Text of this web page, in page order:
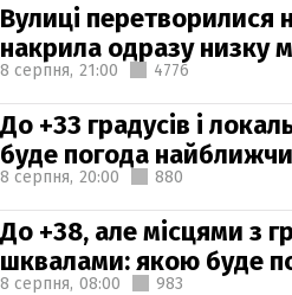
Вулиці перетворилися
накрила одразу низку
8 серпня, 21:00 4776
До +33 градусів і
буде погода
8 серпня, 20:00 880
До +38, але місцями з
шквалами: якою буде
8 серпня, 08:00 983